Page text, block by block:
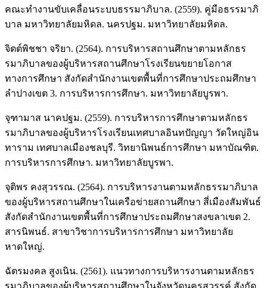
คณะทำงานขับเคลื่อนระบบธรรมาภิบาล. (2559). คู่มือธรรมาภิ
บาล มหาวิทยาลัยมหิดล. นครปฐม. มหาวิทยาลัยมหิดล.
จิตต์พิชชา จริยา. (2564). การบริหารสถานศึกษาตามหลักธร
รมาภิบาลของผู้บริหารสถานศึกษาโรงเรียนขยายโอกาส
ทางการศึกษา สังกัดสำนักงานเขตพื้นที่การศึกษาประถมศึกษา
ลำปางเขต 3. การบริหารการศึกษา. มหาวิทยาลัยบูรพา.
จุฑามาส นาคปฐม. (2559). การบริหารการศึกษาตามหลักธร
รมาภิบาลของผู้บริหารโรงเรียนเทศบาลอินทปัญญา วัดใหญ่อิน
ทาราม เทศบาลเมืองชลบุรี. วิทยานิพนธ์การศึกษา มหาบัณฑิต.
การบริหารการศึกษา. มหาวิทยาลัยบูรพา.
จุติพร คงสุวรรณ. (2564). การบริหารงานตามหลักธรรมาภิบาล
ของผู้บริหารสถานศึกษาในเครือข่ายสถานศึกษา สี่เมืองสัมพันธ์
สังกัดสำนักงานเขตพื้นที่การศึกษาประถมศึกษาสงขลาเขต 2.
สารนิพนธ์. สาขาวิชาการบริหารการศึกษา มหาวิทยาลัย
หาดใหญ่.
ฉัตรมงคล สูงเนิน. (2561). แนวทางการบริหารงานตามหลักธร